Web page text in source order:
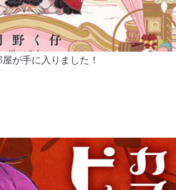
が手に入りました！